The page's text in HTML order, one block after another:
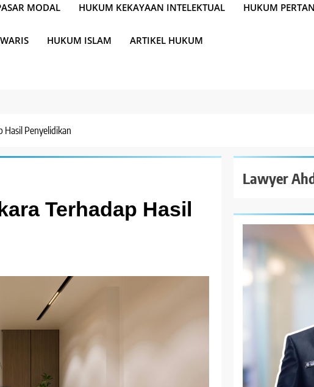
MODAL HUKUM KEKAYAAN INTELEKTUAL HUKUM
HUKUM ISLAM ARTIKEL HUKUM
Hasil Penyelidikan
Terhadap Hasil
Lawyer